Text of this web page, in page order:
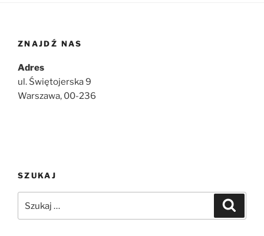
ZNAJDŹ NAS
Adres
ul. Świętojerska 9
Warszawa, 00-236
SZUKAJ